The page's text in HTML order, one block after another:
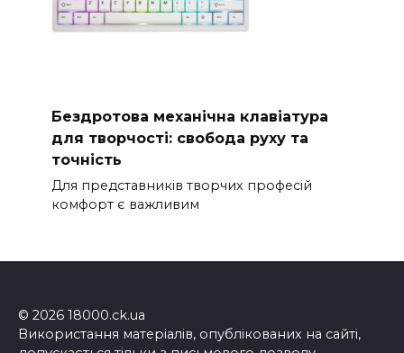
Бездротова механічна клавіатура
для творчості: свобода руху та
точність
Для представників творчих професій
комфорт є важливим
© 2026 18000.ck.ua
Використання матеріалів, опублікованих на сайті,